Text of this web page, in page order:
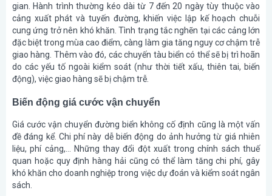
gian. Hành trình thường kéo dài từ 7 đến 20 ngày tùy thuộc vào
cảng xuất phát và tuyến đường, khiến việc lập kế hoạch chuỗi
cung ứng trở nên khó khăn. Tình trạng tắc nghẽn tại các cảng lớn
đặc biệt trong mùa cao điểm, càng làm gia tăng nguy cơ chậm trễ
giao hàng. Thêm vào đó, các chuyến tàu biển có thể sẽ bị trì hoãn
do các yếu tố ngoài kiểm soát (như thời tiết xấu, thiên tai, biến
động), việc giao hàng sẽ bị chậm trễ.
Biến động giá cước vận chuyển
Giá cước vận chuyển đường biển không cố định cũng là một vấn
đề đáng kể. Chi phí này dễ biến động do ảnh hưởng từ giá nhiên
liệu, phí cảng,… Những thay đổi đột xuất trong chính sách thuế
quan hoặc quy định hàng hải cũng có thể làm tăng chi phí, gây
khó khăn cho doanh nghiệp trong việc dự đoán và kiểm soát ngân
sách.